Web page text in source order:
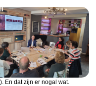
En dat zijn er nogal wat.